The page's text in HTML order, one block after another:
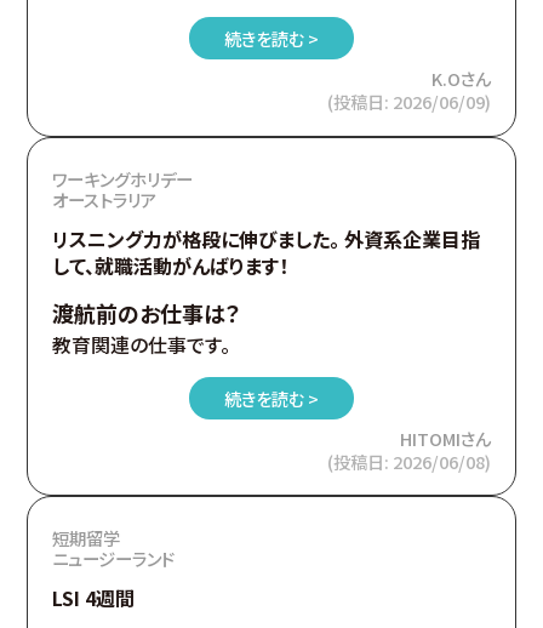
続きを読む >
K.Oさん
(投稿日: 2026/06/09)
ワーキングホリデー
オーストラリア
リスニング力が格段に伸びました。 外資系企業目指
して、就職活動がんばります！
渡航前のお仕事は？
教育関連の仕事です。
続きを読む >
HITOMIさん
(投稿日: 2026/06/08)
短期留学
ニュージーランド
LSI 4週間